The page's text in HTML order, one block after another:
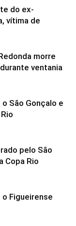
do ex-
vítima de
morre
ventania
São Gonçalo e
pelo São
Copa Rio
Figueirense